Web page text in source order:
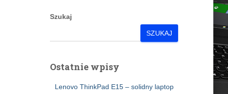
Szukaj
SZUKAJ
Ostatnie wpisy
Lenovo ThinkPad E15 – solidny laptop